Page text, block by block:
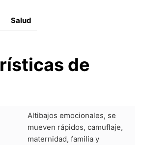
Salud
de
Altibajos emocionales, se
mueven rápidos, camuflaje,
maternidad, familia y